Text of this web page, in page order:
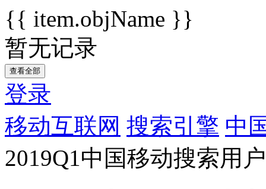
{{ item.objName }}
暂无记录
查看全部
登录
移动互联网 搜索引擎 中
2019Q1中国移动搜索用